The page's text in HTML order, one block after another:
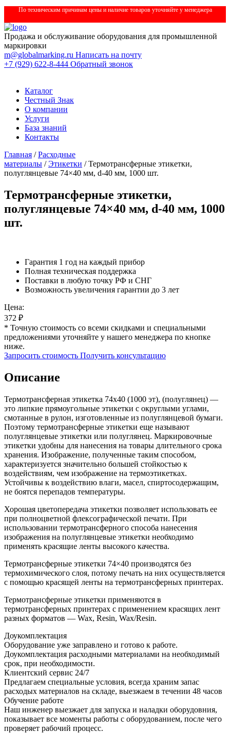
По техническим причинам цены и наличие товаров уточняйте у менеджера
Продажа и обслуживание оборудования для промышленной
маркировки
m@globalmarking.ru Написать на почту
+7 (929) 622-8-444 Обратный звонок
Каталог
Честный Знак
О компании
Услуги
База знаний
Контакты
Главная /Расходные
материалы /Этикетки / Термотрансферные этикетки,
полуглянцевые 74×40 мм, d-40 мм, 1000 шт.
Термотрансферные этикетки,
полуглянцевые 74×40 мм, d-40 мм, 1000
шт.
Гарантия 1 год на каждый прибор
Полная техническая поддержка
Поставки в любую точку РФ и СНГ
Возможность увеличения гарантии до 3 лет
Цена:
372 ₽
* Точную стоимость со всеми скидками и специальными
предложениями уточняйте у нашего менеджера по кнопке
ниже.
Запросить стоимость Получить консультацию
Описание
Термотрансферная этикетка 74х40 (1000 эт), (полуглянец) —
это липкие прямоугольные этикетки с округлыми углами,
смотанные в рулон, изготовленные из полуглянцевой бумаги.
Поэтому термотрансферные этикетки еще называют
полуглянцевые этикетки или полуглянец. Маркировочные
этикетки удобны для нанесения на товары длительного срока
хранения. Изображение, полученные таким способом,
характеризуется значительно большей стойкостью к
воздействиям, чем изображение на термоэтикетках.
Устойчивы к воздействию влаги, масел, спиртосодержащим,
не боятся перепадов температуры.
Хорошая цветопередача этикетки позволяет использовать ее
при полноцветной флексографической печати. При
использовании термотрансферного способа нанесения
изображения на полуглянцевые этикетки необходимо
применять красящие ленты высокого качества.
Термотрансферные этикетки 74×40 производятся без
термохимического слоя, потому печать на них осуществляется
с помощью красящей ленты на термотрансферных принтерах.
Термотрансферные этикетки применяются в
термотрансферных принтерах с применением красящих лент
разных форматов — Wax, Resin, Wax/Resin.
Доукомплектация
Оборудование уже заправлено и готово к работе.
Доукомплектация расходными материалами на необходимый
срок, при необходимости.
Клиентский сервис 24/7
Предлагаем специальные условия, всегда храним запас
расходых материалов на складе, выезжаем в течении 48 часов
Обучение работе
Наш инженер выезжает для запуска и наладки оборудовния,
показывает все моменты работы с оборудованием, после чего
проверяет рабочий процесс.